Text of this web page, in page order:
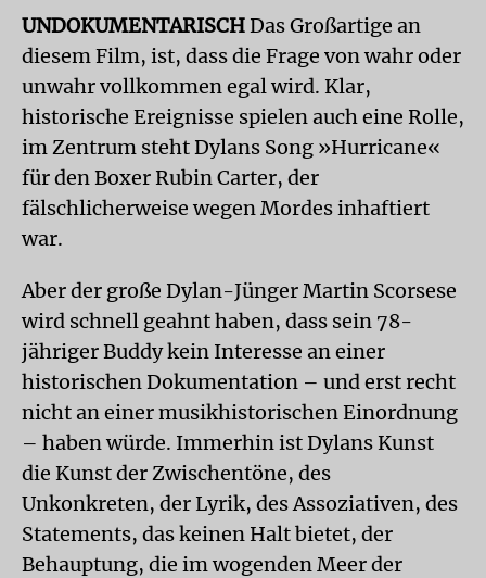
UNDOKUMENTARISCHDas Großartige an
diesem Film, ist, dass die Frage von wahr oder
unwahr vollkommen egal wird. Klar,
historische Ereignisse spielen auch eine Rolle,
im Zentrum steht Dylans Song »Hurricane«
für den Boxer Rubin Carter, der
fälschlicherweise wegen Mordes inhaftiert
war.
Aber der große Dylan-Jünger Martin Scorsese
wird schnell geahnt haben, dass sein 78-
jähriger Buddy kein Interesse an einer
historischen Dokumentation – und erst recht
nicht an einer musik­historischen Einordnung
– haben würde. Immerhin ist Dylans Kunst
die Kunst der Zwischentöne, des
Unkonkreten, der Lyrik, des Assoziativen, des
Statements, das keinen Halt bietet, der
Behauptung, die im wogenden Meer der